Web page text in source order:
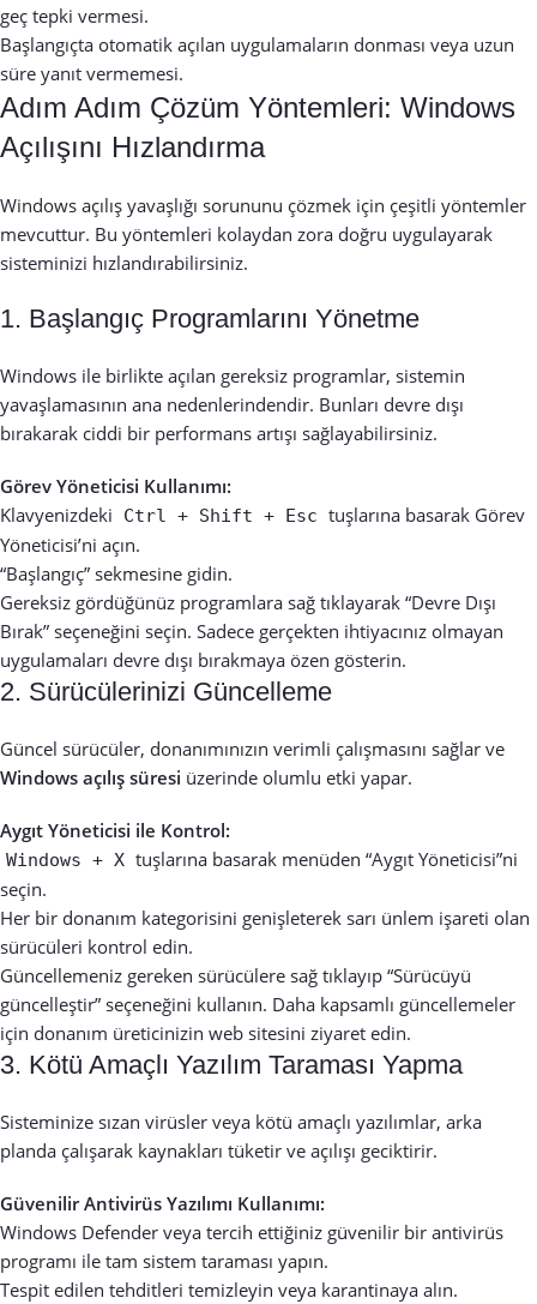
geç tepki vermesi.
Başlangıçta otomatik açılan uygulamaların donması veya uzun
süre yanıt vermemesi.
Adım Adım Çözüm Yöntemleri: Windows
Açılışını Hızlandırma
Windows açılış yavaşlığı sorununu çözmek için çeşitli yöntemler
mevcuttur. Bu yöntemleri kolaydan zora doğru uygulayarak
sisteminizi hızlandırabilirsiniz.
1. Başlangıç Programlarını Yönetme
Windows ile birlikte açılan gereksiz programlar, sistemin
yavaşlamasının ana nedenlerindendir. Bunları devre dışı
bırakarak ciddi bir performans artışı sağlayabilirsiniz.
Görev Yöneticisi Kullanımı:
Klavyenizdeki
Ctrl + Shift + Esc tuşlarına basarak Görev
Yöneticisi’ni açın.
“Başlangıç” sekmesine gidin.
Gereksiz gördüğünüz programlara sağ tıklayarak “Devre Dışı
Bırak” seçeneğini seçin. Sadece gerçekten ihtiyacınız olmayan
uygulamaları devre dışı bırakmaya özen gösterin.
2. Sürücülerinizi Güncelleme
Güncel sürücüler, donanımınızın verimli çalışmasını sağlar ve
Windows açılış süresi üzerinde olumlu etki yapar.
Aygıt Yöneticisi ile Kontrol:
Windows + X tuşlarına basarak menüden “Aygıt Yöneticisi”ni
seçin.
Her bir donanım kategorisini genişleterek sarı ünlem işareti olan
sürücüleri kontrol edin.
Güncellemeniz gereken sürücülere sağ tıklayıp “Sürücüyü
güncelleştir” seçeneğini kullanın. Daha kapsamlı güncellemeler
için donanım üreticinizin web sitesini ziyaret edin.
3. Kötü Amaçlı Yazılım Taraması Yapma
Sisteminize sızan virüsler veya kötü amaçlı yazılımlar, arka
planda çalışarak kaynakları tüketir ve açılışı geciktirir.
Güvenilir Antivirüs Yazılımı Kullanımı:
Windows Defender veya tercih ettiğiniz güvenilir bir antivirüs
programı ile tam sistem taraması yapın.
Tespit edilen tehditleri temizleyin veya karantinaya alın.